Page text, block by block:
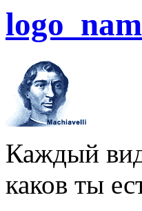
Каждый
каков ты